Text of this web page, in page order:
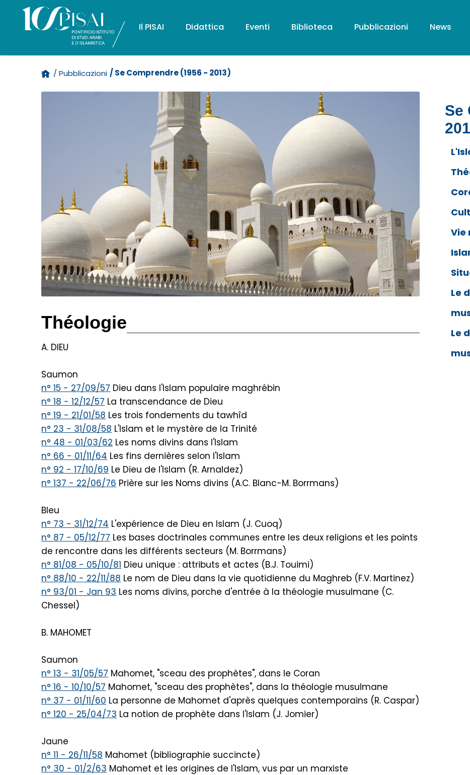
Il PISAI Didattica Eventi Biblioteca Pubblicazioni News
/ Pubblicazioni / Se Comprendre (1956 - 2013)
Théologie
A. DIEU
Saumon
n° 15 - 27/09/57 Dieu dans l'Islam populaire maghrébin
n° 18 - 12/12/57 La transcendance de Dieu
n° 19 - 21/01/58 Les trois fondements du tawhîd
n° 23 - 31/08/58 L'Islam et le mystère de la Trinité
n° 48 - 01/03/62 Les noms divins dans l'Islam
n° 66 - 01/11/64 Les fins dernières selon l'Islam
n° 92 - 17/10/69 Le Dieu de l'Islam (R. Arnaldez)
n° 137 - 22/06/76 Prière sur les Noms divins (A.C. Blanc-M. Borrmans)
Bleu
n° 73 - 31/12/74 L'expérience de Dieu en Islam (J. Cuoq)
n° 87 - 05/12/77 Les bases doctrinales communes entre les deux religions et les points
de rencontre dans les différents secteurs (M. Borrmans)
n° 81/08 - 05/10/81 Dieu unique : attributs et actes (B.J. Touimi)
n° 88/10 - 22/11/88 Le nom de Dieu dans la vie quotidienne du Maghreb (F.V. Martinez)
n° 93/01 - Jan 93 Les noms divins, porche d'entrée à la théologie musulmane (C.
Chessel)
B. MAHOMET
Saumon
n° 13 - 31/05/57 Mahomet, "sceau des prophètes", dans le Coran
n° 16 - 10/10/57 Mahomet, "sceau des prophètes", dans la théologie musulmane
n° 37 - 01/11/60 La personne de Mahomet d'après quelques contemporains (R. Caspar)
n° 120 - 25/04/73 La notion de prophète dans l'Islam (J. Jomier)
Jaune
n° 11 - 26/11/58 Mahomet (bibliographie succincte)
n° 30 - 01/2/63 Mahomet et les origines de l'Islam, vus par un marxiste
Se
Vie
Le
Le